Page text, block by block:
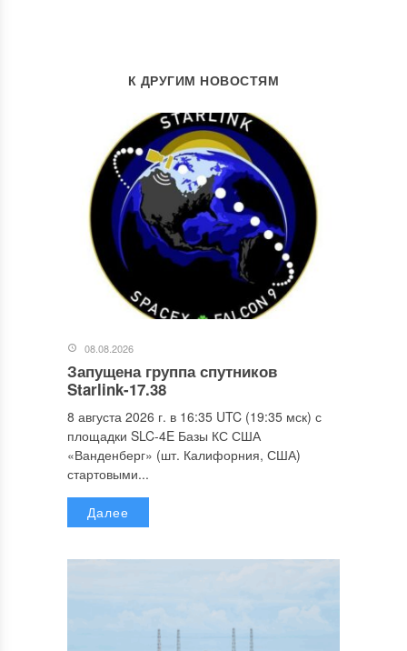
К ДРУГИМ НОВОСТЯМ
08.08.2026
Запущена группа спутников
Starlink-17.38
8 августа 2026 г. в 16:35 UTC (19:35 мск) с
площадки SLC-4E Базы КС США
«Ванденберг» (шт. Калифорния, США)
стартовыми...
Далее